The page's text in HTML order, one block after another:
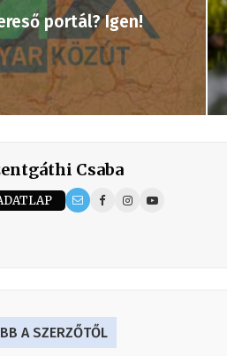
portál? Igen!
Csaba
A SZERZŐTŐL